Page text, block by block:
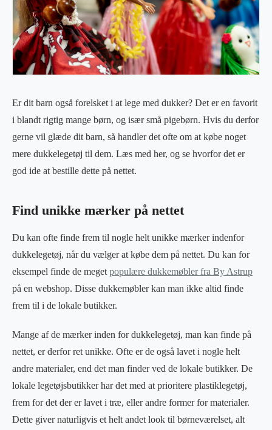
Er dit barn også forelsket i at lege med dukker? Det er en favorit
i blandt rigtig mange børn, og især små pigebørn. Hvis du derfor
gerne vil glæde dit barn, så handler det ofte om at købe noget
mere dukkelegetøj til dem. Læs med her, og se hvorfor det er
god ide at bestille dette på nettet.
Find unikke mærker på nettet
Du kan ofte finde frem til nogle helt unikke mærker indenfor
dukkelegetøj, når du vælger at købe dem på nettet. Du kan for
eksempel finde de meget populære dukkemøbler fra By Astrup
på en webshop. Disse dukkemøbler kan man ikke altid finde
frem til i de lokale butikker.
Mange af de mærker inden for dukkelegetøj, man kan finde på
nettet, er derfor ret unikke. Ofte er de også lavet i nogle helt
andre materialer, end det man finder ved de lokale butikker. De
lokale legetøjsbutikker har det med at prioritere plastiklegetøj,
frem for det der er lavet i træ, eller andre former for materialer.
Dette giver naturligvis et helt andet look til børneværelset, alt